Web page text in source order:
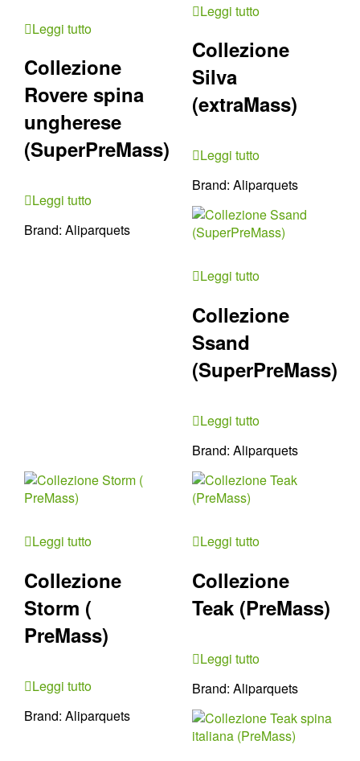
Leggi tutto
Collezione
Rovere spina
ungherese
(SuperPreMass)
Leggi tutto
Brand: Aliparquets
Leggi tutto
Collezione
Silva
(extraMass)
Leggi tutto
Brand: Aliparquets
Leggi tutto
Collezione
Ssand
(SuperPreMass)
Leggi tutto
Brand: Aliparquets
Leggi tutto
Collezione
Storm (
PreMass)
Leggi tutto
Brand: Aliparquets
Leggi tutto
Collezione
Teak (PreMass)
Leggi tutto
Brand: Aliparquets